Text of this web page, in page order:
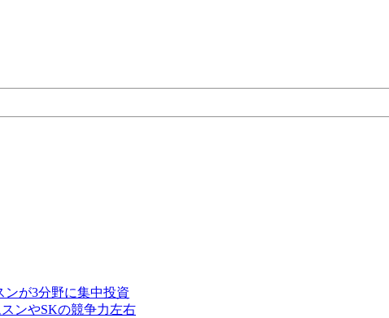
ンが3分野に集中投資
ンやSKの競争力左右